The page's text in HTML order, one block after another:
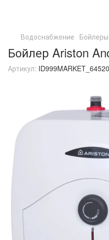
Водоснабжение Бойлеры
Бойлер Ariston
Артикул: